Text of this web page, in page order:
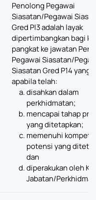
Penolong Pegawai
Siasatan/Pegawai
Gred Pl3 adalah layak
dipertimbangkan bagi
pangkat ke jawatan
Pegawai Siasatan/
Siasatan Gred P14 yang
apabila telah:
disahkan dalam
perkhidmatan;
mencapai tahap
yang ditetapkan;
memenuhi
potensi yang
dan
diperakukan oleh
Jabatan/